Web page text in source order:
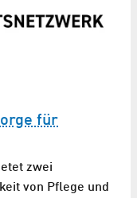
für
zwei
von Pflege und